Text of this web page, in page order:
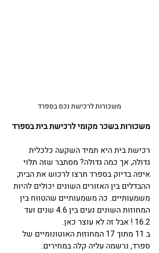
משכורות לרכישת נכס בספרד
משכורות בשכר מקומי לרכישת בית בספרד
רכישת בית היא תמיד השקעה כלכלית
גדולה, אך כמה גדולה? מסתבר שזה תלוי
איפה בדיוק בספרד תרצו לרכוש את הבית;
ההבדלים בין האזורים השונים יכולים להיות
משמעותיים. כה משמעותיים שהטווח בין
המחוזות השונים נעים בין 4.6 שנים ועד
16.2 ! אבל זה לא עוצר כאן.
ב 11 מתוך 17 המחוזות האוטונומיים של
ספרד, נרשמה עליה קלה במחירים.